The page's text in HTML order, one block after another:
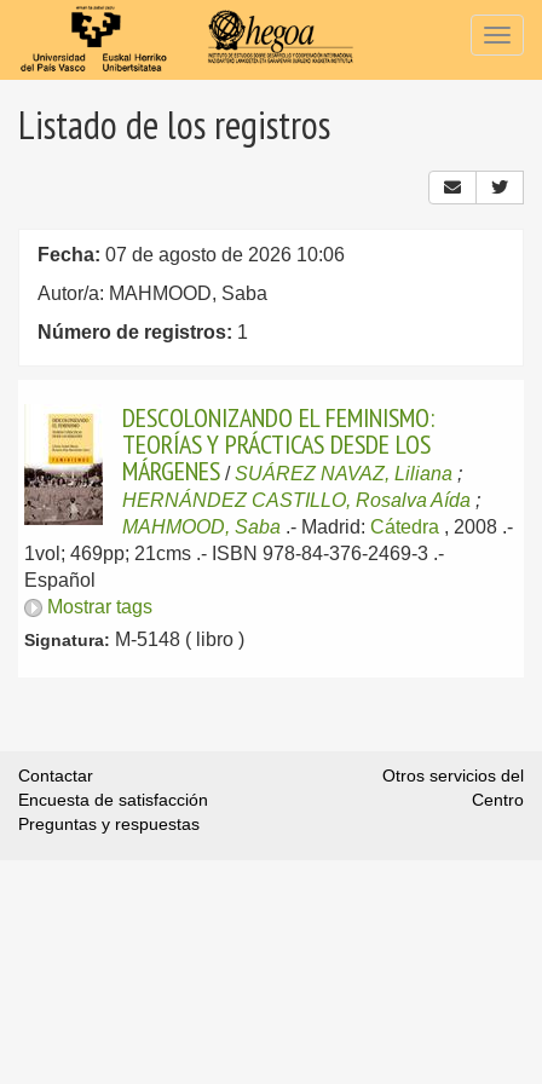
Listado de los registros
Fecha: 07 de agosto de 2026 10:06
Autor/a: MAHMOOD, Saba
Número de registros: 1
DESCOLONIZANDO EL FEMINISMO:
TEORÍAS Y PRÁCTICAS DESDE LOS
MÁRGENES /SUÁREZ NAVAZ, Liliana ;
HERNÁNDEZ CASTILLO, Rosalva Aída ;
MAHMOOD, Saba .- Madrid: Cátedra , 2008 .-
1vol; 469pp; 21cms .- ISBN 978-84-376-2469-3 .-
Español
Mostrar tags
Signatura: M-5148 ( libro )
Contactar
Encuesta de satisfacción
Preguntas y respuestas
Otros servicios del
Centro